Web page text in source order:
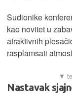
Sudionike
kao novitet u
atraktivnih
rasplamsati
Nastavak